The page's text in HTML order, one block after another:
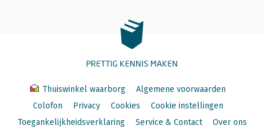
PRETTIG KENNIS MAKEN
Thuiswinkel waarborg
Algemene voorwaarden
Colofon
Privacy Cookies
Cookie instellingen
Toegankelijkheidsverklaring
Service & Contact Over ons